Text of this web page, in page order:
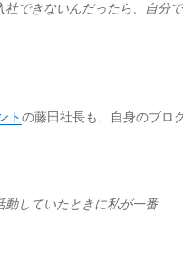
できないんだったら、自分
トの藤田社長も、自身のブロ
動していたときに私が一番